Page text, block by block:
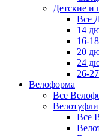
Детские и
Все
14
16-
20
24
26-
Велоформа
Все
Велотуфли
Все